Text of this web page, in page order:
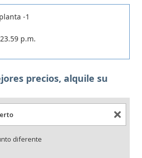
-1
p.m.
precios, alquile su
diferente